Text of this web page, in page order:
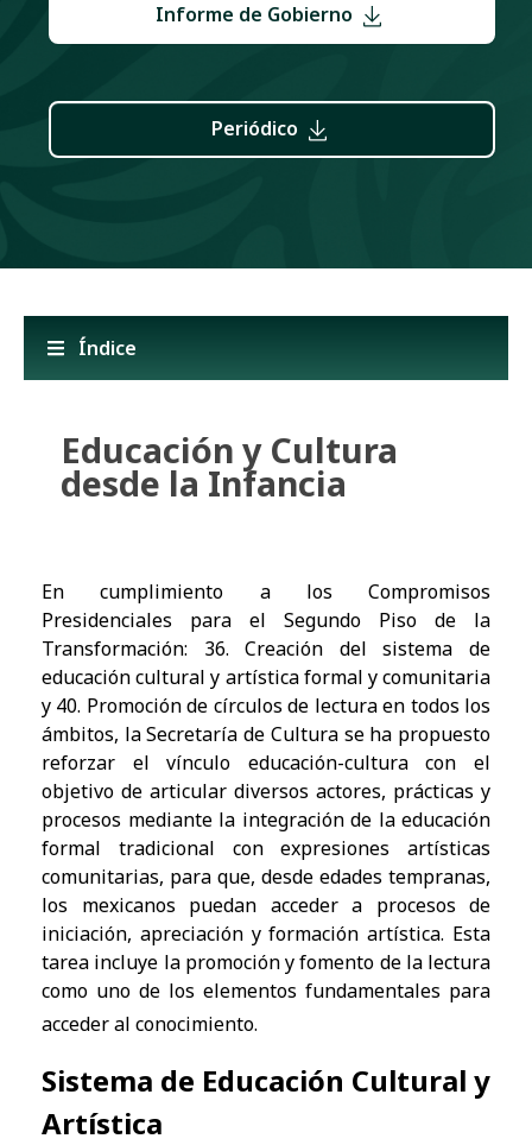
Informe de Gobierno
Periódico
Índice
Educación y Cultura
desde la Infancia
En cumplimiento a los Compromisos
Presidenciales para el Segundo Piso de la
Transformación: 36. Creación del sistema de
educación cultural y artística formal y comunitaria
y 40. Promoción de círculos de lectura en todos los
ámbitos, la Secretaría de Cultura se ha propuesto
reforzar el vínculo educación-cultura con el
objetivo de articular diversos actores, prácticas y
procesos mediante la integración de la educación
formal tradicional con expresiones artísticas
comunitarias, para que, desde edades tempranas,
los mexicanos puedan acceder a procesos de
iniciación, apreciación y formación artística. Esta
tarea incluye la promoción y fomento de la lectura
como uno de los elementos fundamentales para
acceder al conocimiento.
Sistema de Educación Cultural y
Artística